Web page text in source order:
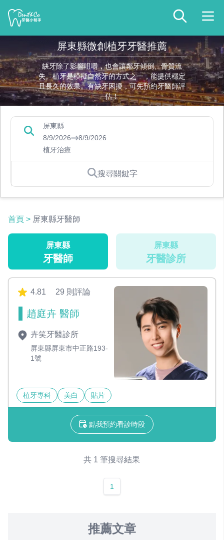
屏東縣微創植牙牙醫推薦
缺牙除了影響咀嚼，也會讓鄰牙傾倒、骨質流
失。植牙是模擬自然牙的方式之一，能提供穩定
且長久的效果。有缺牙困擾，可先預約牙醫師評
估！
屏東縣
8/9/2026
8/9/2026
植牙治療
搜尋關鍵字
首頁 > 屏東縣牙醫師
屏東縣
牙醫師
屏東縣
牙醫診所
4.81 29 則評論
趙庭卉 醫師
卉笑牙醫診所
屏東縣屏東市中正路193-
1號
植牙專科 美白 貼片
點我預約看診時段
共 1 筆搜尋結果
1
推薦文章